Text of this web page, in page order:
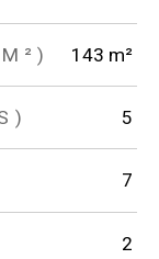
143 m²
5
7
2